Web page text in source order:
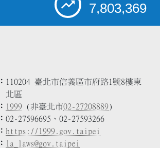
7,803,369
110204 臺北市信義區市府路1號8樓東
北區
1999 (非臺北市02-27208889)
02-27596695、02-27593266
https://1999.gov.taipei
la_laws@gov.taipei